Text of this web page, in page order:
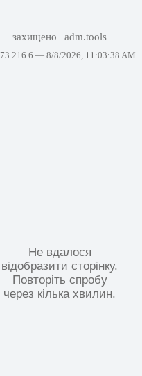
захищено adm.tools
— 8/8/2026, 11:03:38 AM
Не вдалося
відобразити сторінку.
Повторіть спробу
через кілька хвилин.